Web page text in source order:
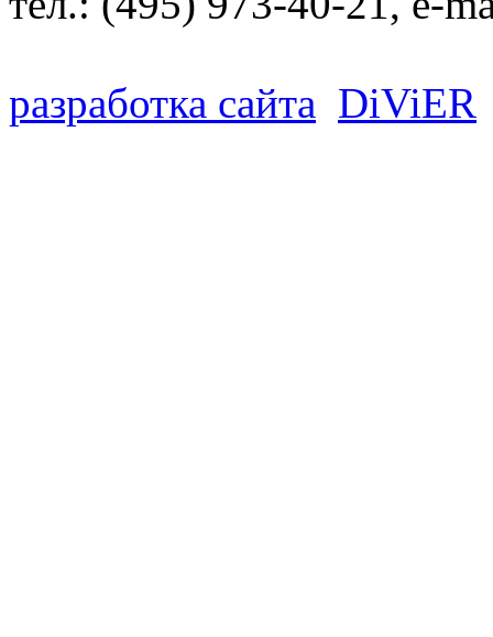
разработка сайта DiViER